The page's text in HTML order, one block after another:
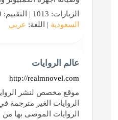
الزيارات: 1013 | التقييم: 0 | المقيّمين: 0 | الدولة:
السعودية | اللغة: عربي
عالم الروايات
http://realmnovel.com
موقع مخصص لنشر
الروايات الغير مترجمة
الروايات الموصى بها من